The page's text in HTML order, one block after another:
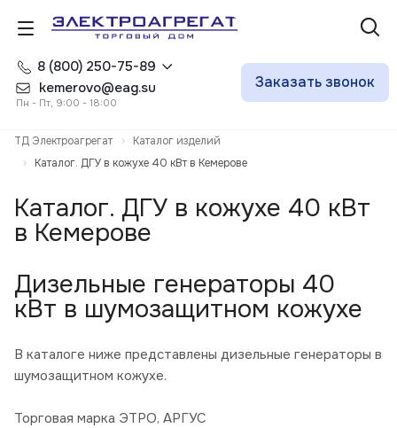
8 (800) 250-75-89
kemerovo@eag.su
Пн - Пт, 9:00 - 18:00
Заказать звонок
ТД Электроагрегат
Каталог изделий
Каталог. ДГУ в кожухе 40 кВт в Кемерове
Каталог. ДГУ в кожухе 40 кВт
в Кемерове
Дизельные генераторы 40
кВт в шумозащитном кожухе
В каталоге ниже представлены дизельные генераторы в
шумозащитном кожухе.
Торговая марка ЭТРО, АРГУС